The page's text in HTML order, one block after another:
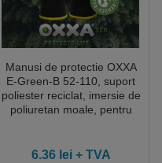
Manusi de protectie OXXA
E-Green-B 52-110, suport
poliester reciclat, imersie de
poliuretan moale, pentru
termica 100°C
6.36 lei+ TVA